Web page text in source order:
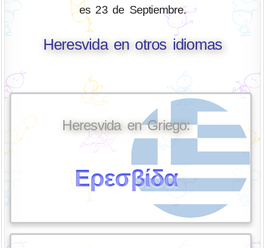
es 23 de Septiembre.
Heresvida en otros idiomas
Heresvida en Griego:
Ερεσβίδα